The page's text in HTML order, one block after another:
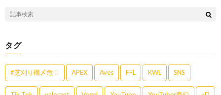
タグ
#芝刈り機〆危！ APEX Aves FFL KWL SNS